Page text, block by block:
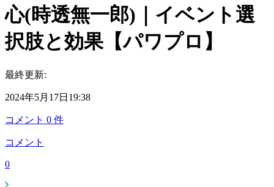
心(時透無一郎)｜イベント選
択肢と効果【パワプロ】
最終更新:
2024年5月17日19:38
コメント 0 件
コメント
0